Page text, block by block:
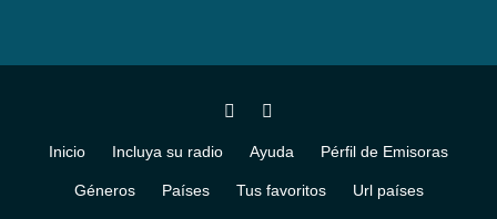
Inicio Incluya su radio Ayuda Pérfil de Emisoras
Géneros Países Tus favoritos Url países